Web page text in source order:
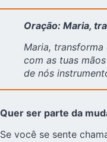
Oração: Maria,
Maria,
com as tuas
de nós
Quer ser parte da
Se você se sente